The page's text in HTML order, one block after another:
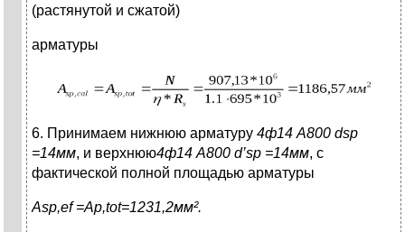
(растянутой и сжатой)
арматуры
6. Принимаем нижнюю арматуру 4ф14 А800 dsp
=14мм, и верхнюю4ф14 А800 d’sp =14мм, с
фактической полной площадью арматуры
Asp,ef=Aр,tot=1231,2мм².